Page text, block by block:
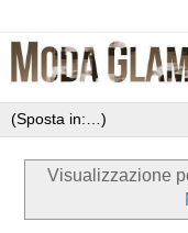
Visualizzazione